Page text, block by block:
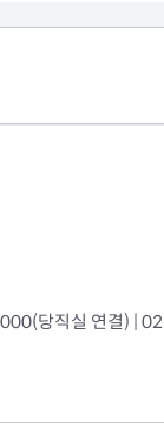
당직실 연결) | 02